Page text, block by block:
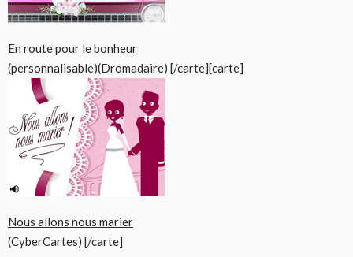
En route pour le bonheur
(personnalisable)(Dromadaire) [/carte][carte]
Nous allons nous marier
(CyberCartes) [/carte]